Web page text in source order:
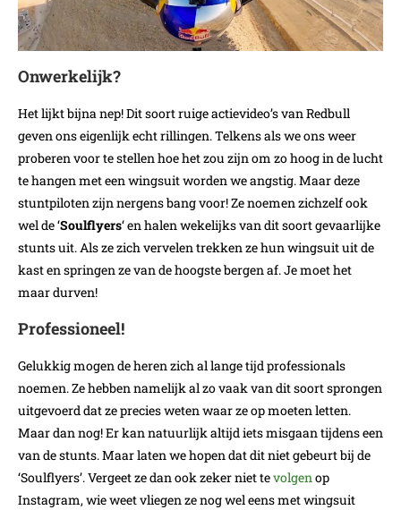
Onwerkelijk?
Het lijkt bijna nep! Dit soort ruige actievideo’s van Redbull
geven ons eigenlijk echt rillingen. Telkens als we ons weer
proberen voor te stellen hoe het zou zijn om zo hoog in de lucht
te hangen met een wingsuit worden we angstig. Maar deze
stuntpiloten zijn nergens bang voor! Ze noemen zichzelf ook
wel de ‘Soulflyers‘ en halen wekelijks van dit soort gevaarlijke
stunts uit. Als ze zich vervelen trekken ze hun wingsuit uit de
kast en springen ze van de hoogste bergen af. Je moet het
maar durven!
Professioneel!
Gelukkig mogen de heren zich al lange tijd professionals
noemen. Ze hebben namelijk al zo vaak van dit soort sprongen
uitgevoerd dat ze precies weten waar ze op moeten letten.
Maar dan nog! Er kan natuurlijk altijd iets misgaan tijdens een
van de stunts. Maar laten we hopen dat dit niet gebeurt bij de
‘Soulflyers’. Vergeet ze dan ook zeker niet tevolgenop
Instagram, wie weet vliegen ze nog wel eens met wingsuit